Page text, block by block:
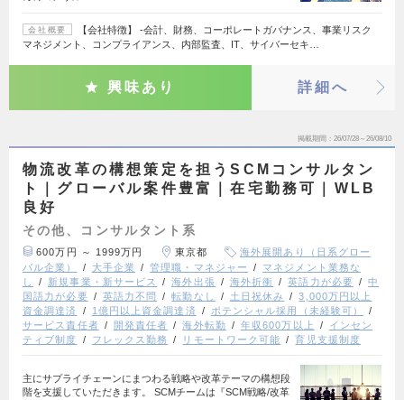
会社概要
【会社特徴】 ‐会計、財務、コーポレートガバナンス、事業リスク
マネジメント、コンプライアンス、内部監査、IT、サイバーセキ…
興味あり 詳細へ
掲載期間 26/07/28～26/08/10
物流改革の構想策定を担うSCMコンサルタン
ト｜グローバル案件豊富｜在宅勤務可｜WLB
良好
その他、コンサルタント系
600万円 ～ 1999万円 東京都
海外展開あり（日系グロー
バル企業）
大手企業 管理職・マネジャー
マネジメント業務な
し
新規事業・新サービス 海外出張 海外折衝 英語力が必要
中
国語力が必要
英語力不問 転勤なし 土日祝休み
3,000万円以上
資金調達済
1億円以上資金調達済
ポテンシャル採用（未経験可）
サービス責任者
開発責任者 海外転勤 年収600万以上
インセン
ティブ制度
フレックス勤務 リモートワーク可能 育児支援制度
主にサプライチェーンにまつわる戦略や改革テーマの構想段
階を支援していただきます。 SCMチームは『SCM戦略/改革